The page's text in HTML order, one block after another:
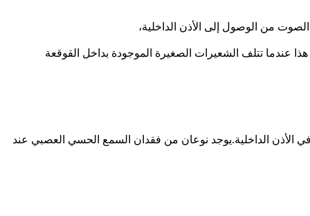
من الوصول إلى الأذن الداخلية،
عندما تتلف الشعيرات الصغيرة الموجودة بداخل القوقعة
الداخلية.يوجد نوعان من فقدان السمع الحسي العصبي عند